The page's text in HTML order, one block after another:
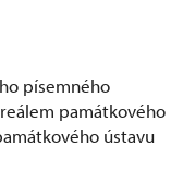
písemného
památkového
ústavu